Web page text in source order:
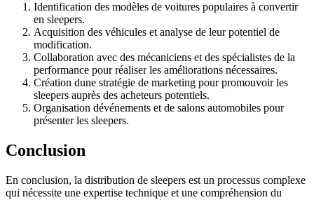
Identification des modèles de voitures populaires à convertir
en sleepers.
Acquisition des véhicules et analyse de leur potentiel de
modification.
Collaboration avec des mécaniciens et des spécialistes de la
performance pour réaliser les améliorations nécessaires.
Création dune stratégie de marketing pour promouvoir les
sleepers auprès des acheteurs potentiels.
Organisation dévénements et de salons automobiles pour
présenter les sleepers.
Conclusion
En conclusion, la distribution de sleepers est un processus complexe
qui nécessite une expertise technique et une compréhension du